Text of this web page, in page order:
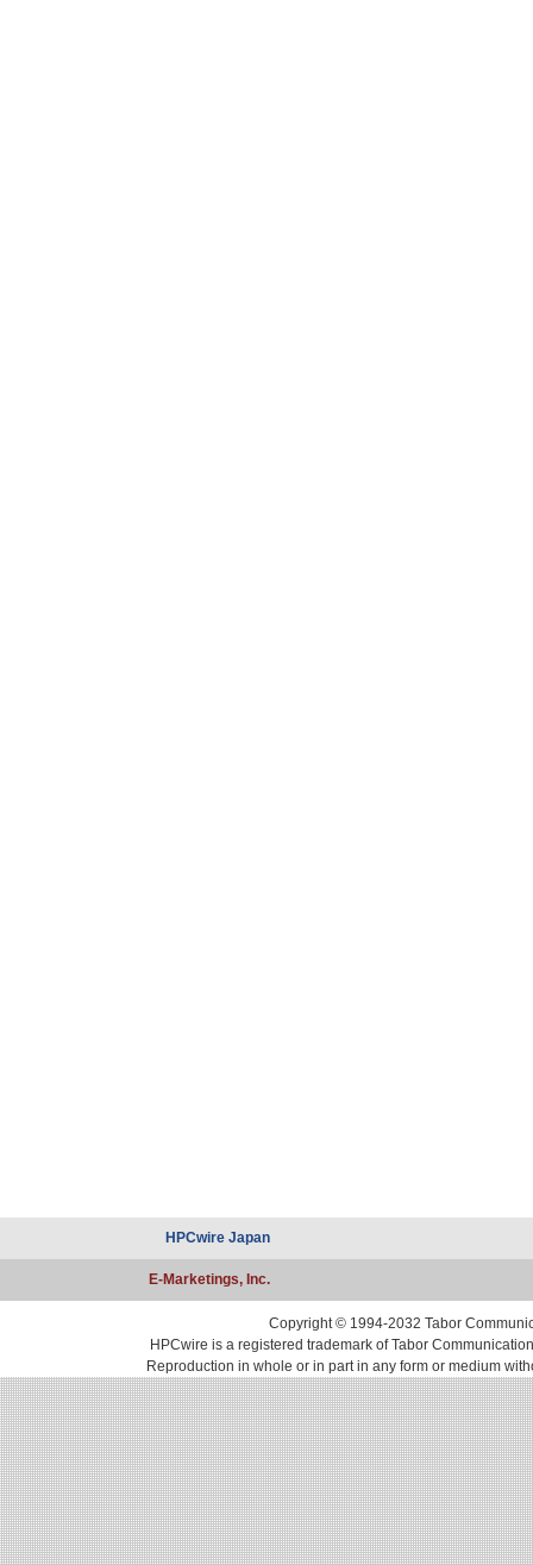
HPCwire Japan
E-Marketings, Inc.
Copyright © 1994-2032 Tabor
HPCwire is a registered trademark of Tabor
Reproduction in whole or in part in any form or medium